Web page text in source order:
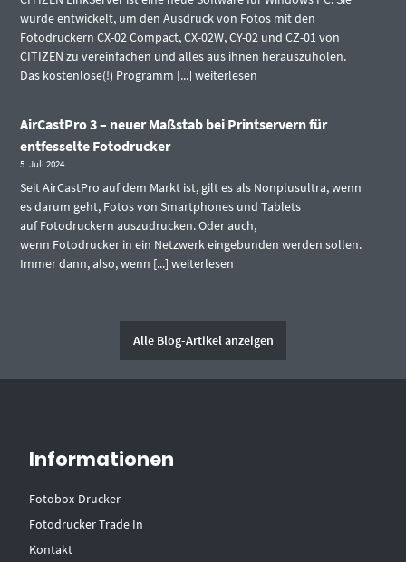
wurde entwickelt, um den Ausdruck von Fotos mit den
Fotodruckern CX-02 Compact, CX-02W, CY-02 und CZ-01 von
CITIZEN zu vereinfachen und alles aus ihnen herauszuholen.
Das kostenlose(!) Programm [...]weiterlesen
AirCastPro 3 – neuer Maßstab bei Printservern für
entfesselte Fotodrucker
5. Juli 2024
Seit AirCastPro auf dem Markt ist, gilt es als Nonplusultra, wenn
es darum geht, Fotos von Smartphones und Tablets
auf Fotodruckern auszudrucken. Oder auch,
wenn Fotodrucker in ein Netzwerk eingebunden werden sollen.
Immer dann, also, wenn [...]weiterlesen
Alle Blog-Artikel anzeigen
Informationen
Fotobox-Drucker
Fotodrucker Trade In
Kontakt